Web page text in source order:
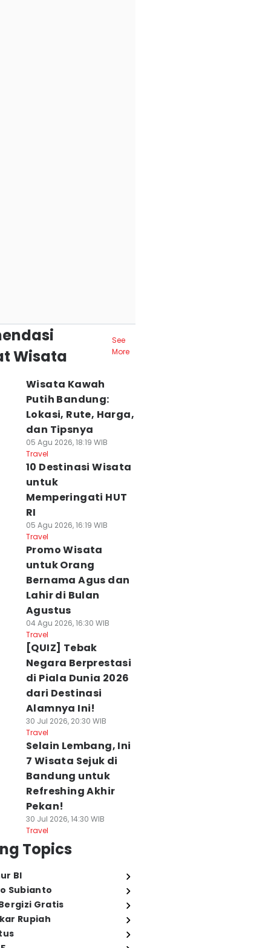
Wisata
See
More
Wisata Kawah
Putih Bandung:
Lokasi, Rute, Harga,
dan Tipsnya
05 Agu 2026, 18:19 WIB
Travel
10 Destinasi Wisata
untuk
Memperingati HUT
RI
05 Agu 2026, 16:19 WIB
Travel
Promo Wisata
untuk Orang
Bernama Agus dan
Lahir di Bulan
Agustus
04 Agu 2026, 16:30 WIB
Travel
[QUIZ] Tebak
Negara Berprestasi
di Piala Dunia 2026
dari Destinasi
Alamnya Ini!
30 Jul 2026, 20:30 WIB
Travel
Selain Lembang, Ini
7 Wisata Sejuk di
Bandung untuk
Refreshing Akhir
Pekan!
30 Jul 2026, 14:30 WIB
Travel
Topics
BI
Subianto
Gratis
Rupiah